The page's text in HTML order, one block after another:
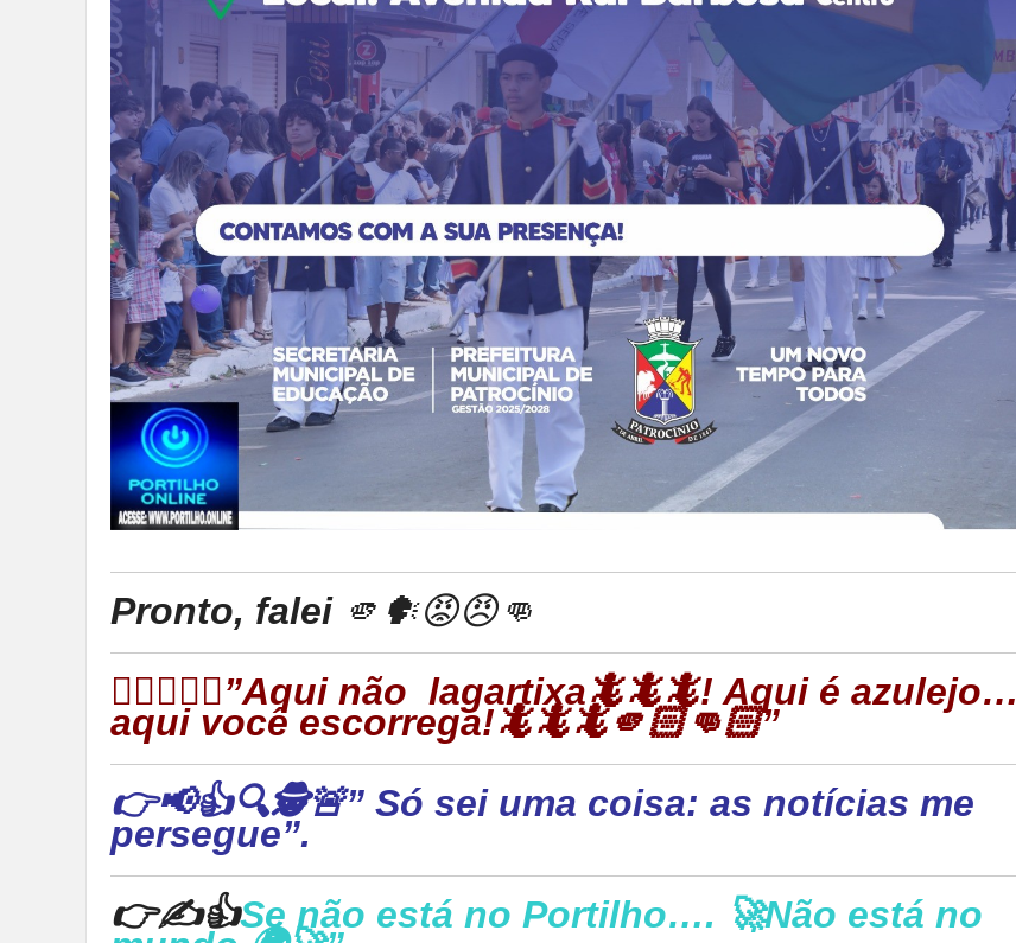
Pronto, falei 🫵🗣😡😠👊
👉🏻🦎🦎🦎”Aqui não lagartixa🦎🦎🦎! Aqui é azulejo…
aqui você escorrega!🦎🦎🦎🫵🏻👊🏻”
👉📢👍🔍🕵🚨” Só sei uma coisa: as notícias me
persegue”.
👉✍👍Se não está no Portilho…. 🚀Não está no